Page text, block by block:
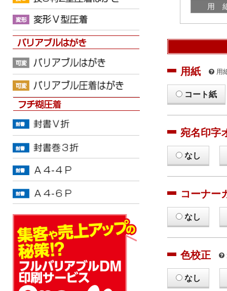
用
用紙 用
コート紙
宛名印字
なし
コーナー
なし
色校正
なし